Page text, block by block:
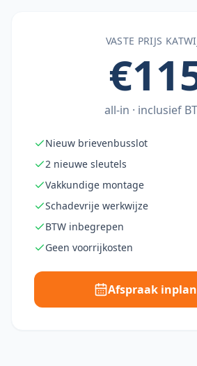
VASTE PRIJS
all-in · inclusief
Nieuw brievenbusslot
2 nieuwe sleutels
Vakkundige montage
Schadevrije werkwijze
BTW inbegrepen
Geen voorrijkosten
Afspraak